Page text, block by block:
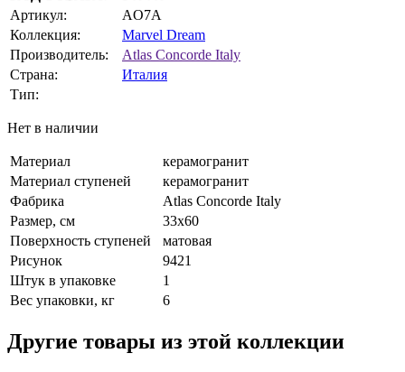
Артикул:
AO7A
Коллекция:
Marvel Dream
Производитель:
Atlas Concorde Italy
Страна:
Италия
Тип:
Нет в наличии
Материал
керамогранит
Материал ступеней
керамогранит
Фабрика
Atlas Concorde Italy
Размер, см
33x60
Поверхность ступеней
матовая
Рисунок
9421
Штук в упаковке
1
Вес упаковки, кг
6
Другие товары из этой коллекции